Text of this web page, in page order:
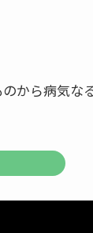
から病気な